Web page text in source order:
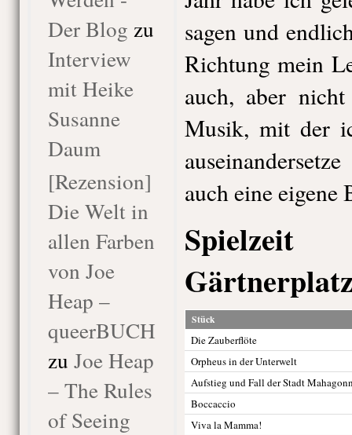
Der Blog zu
Interview
mit Heike
Susanne
Daum
[Rezension]
Die Welt in
allen Farben
von Joe
Heap –
queerBUCH
zu Joe Heap
– The Rules
of Seeing
sagen und
Richtung mein
auch, aber
Musik, mit der
auch eine eigene
Stück
Die Zauberflöte
Orpheus in der Unterwelt
Aufstieg und Fall der Stadt
Boccaccio
Viva la Mamma!